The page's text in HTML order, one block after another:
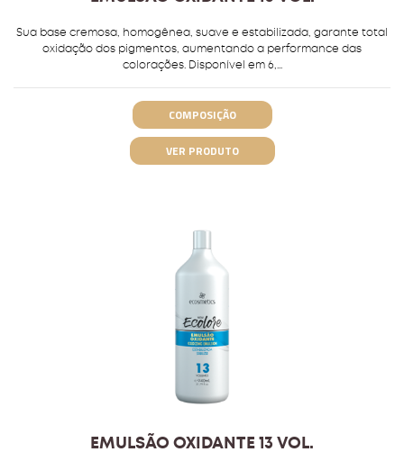
Sua base cremosa, homogênea, suave e estabilizada, garante total
oxidação dos pigmentos, aumentando a performance das
colorações. Disponível em 6,...
COMPOSIÇÃO
VER PRODUTO
EMULSÃO OXIDANTE 13 VOL.